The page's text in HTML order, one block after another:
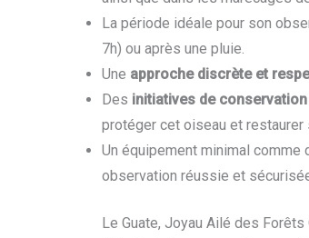
La période idéale pour son
7h) ou après une pluie.
Une approche discrète et
Des initiatives de conservation
protéger cet oiseau et restaurer
Un équipement minimal comme
observation réussie et
Le Guate, Joyau Ailé des